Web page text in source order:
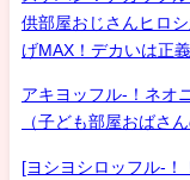
供部屋おじさんヒロ
げMAX！デカいは正
アキヨッフル-！ネオ
（子ども部屋おばさ
[ヨシヨシロッフル-！